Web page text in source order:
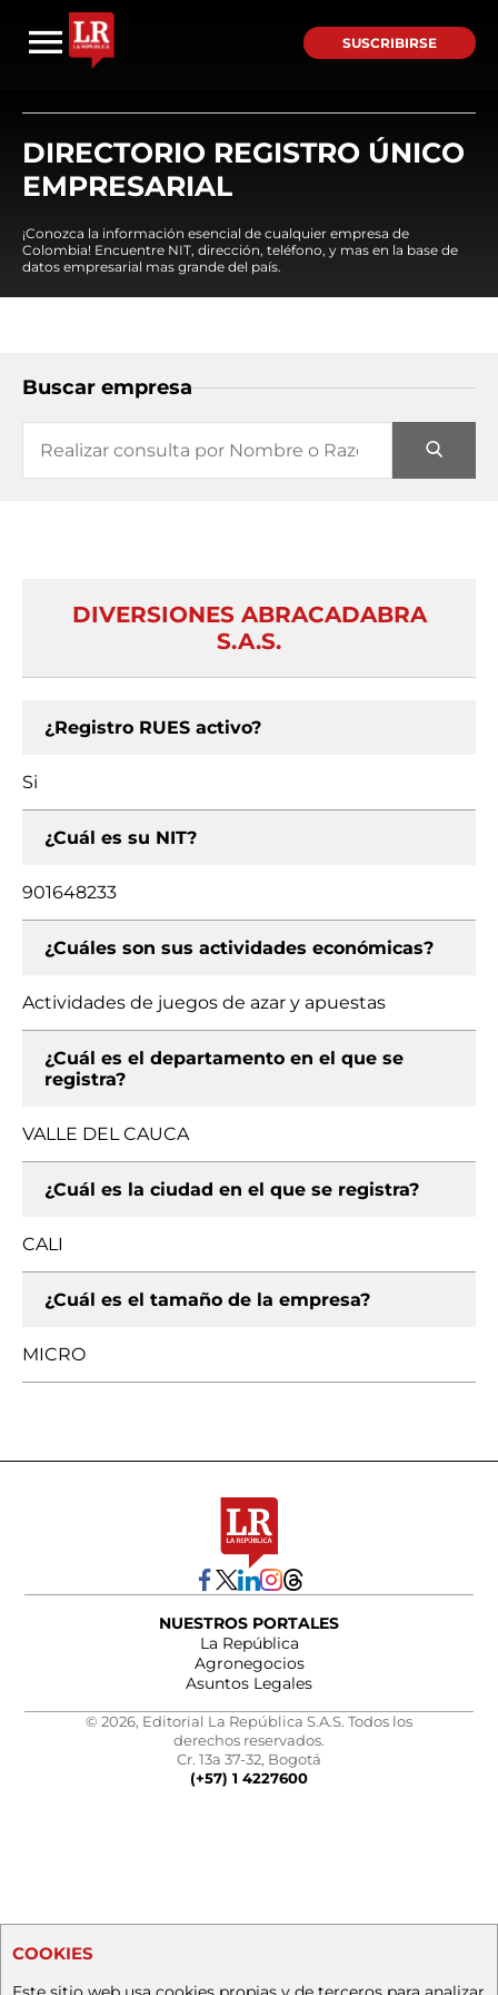
SUSCRIBIRSE
DIRECTORIO REGISTRO ÚNICO
EMPRESARIAL
¡Conozca la información esencial de cualquier empresa de
Colombia! Encuentre NIT, dirección, teléfono, y mas en la base de
datos empresarial mas grande del país.
Buscar empresa
DIVERSIONES ABRACADABRA
S.A.S.
¿Registro RUES activo?
Si
¿Cuál es su NIT?
901648233
¿Cuáles son sus actividades económicas?
Actividades de juegos de azar y apuestas
¿Cuál es el departamento en el que se
registra?
VALLE DEL CAUCA
¿Cuál es la ciudad en el que se registra?
CALI
¿Cuál es el tamaño de la empresa?
MICRO
NUESTROS PORTALES
La República
Agronegocios
Asuntos Legales
© 2026, Editorial La República S.A.S. Todos los
derechos reservados.
Cr. 13a 37-32, Bogotá
(+57) 1 4227600
COOKIES